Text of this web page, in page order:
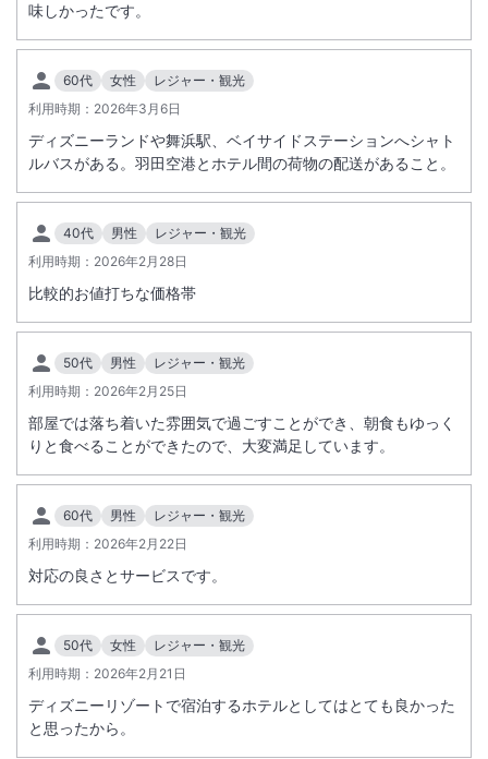
味しかったです。
60代 女性
レジャー・観光
利用時期： 2026年3月6日
ディズニーランドや舞浜駅、ベイサイドステーションへシャト
ルバスがある。羽田空港とホテル間の荷物の配送があること。
40代 男性
レジャー・観光
利用時期： 2026年2月28日
比較的お値打ちな価格帯
50代 男性
レジャー・観光
利用時期： 2026年2月25日
部屋では落ち着いた雰囲気で過ごすことができ、朝食もゆっく
りと食べることができたので、大変満足しています。
60代 男性
レジャー・観光
利用時期： 2026年2月22日
対応の良さとサービスです。
50代 女性
レジャー・観光
利用時期： 2026年2月21日
ディズニーリゾートで宿泊するホテルとしてはとても良かった
と思ったから。